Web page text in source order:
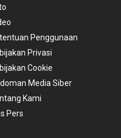
Penggunaan
Privasi
Cookie
Media Siber
Kami
Pers